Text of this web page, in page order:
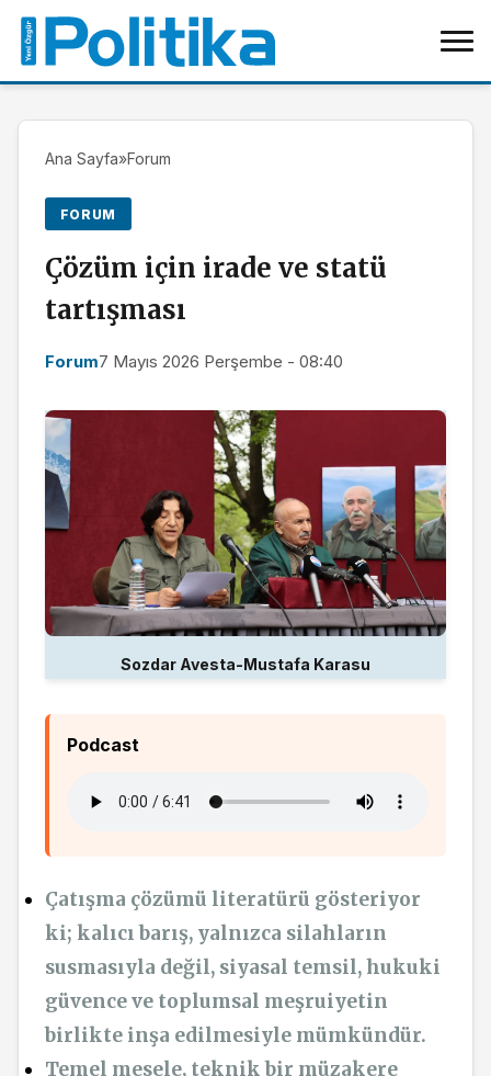
Ana Sayfa»Forum
FORUM
Çözüm için irade ve statü
tartışması
Forum7 Mayıs 2026 Perşembe - 08:40
Sozdar Avesta-Mustafa Karasu
Podcast
Çatışma çözümü literatürü gösteriyor
ki; kalıcı barış, yalnızca silahların
susmasıyla değil, siyasal temsil, hukuki
güvence ve toplumsal meşruiyetin
birlikte inşa edilmesiyle mümkündür.
Temel mesele, teknik bir müzakere